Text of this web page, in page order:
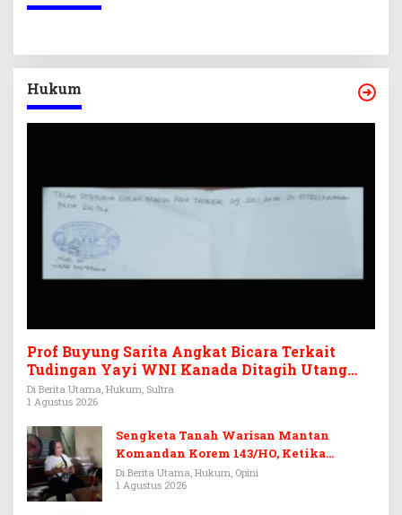
Hukum
Prof Buyung Sarita Angkat Bicara Terkait
Tudingan Yayi WNI Kanada Ditagih Utang
Rp3,6 Miliar
Di Berita Utama, Hukum, Sultra
1 Agustus 2026
Sengketa Tanah Warisan Mantan
Komandan Korem 143/HO, Ketika
Warisan Menjadi Arena Pemerasan
Di Berita Utama, Hukum, Opini
1 Agustus 2026